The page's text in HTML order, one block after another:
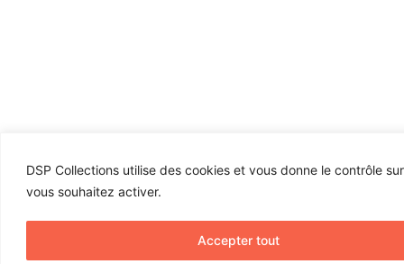
DSP Collections utilise des cookies et vous donne le contrôle
vous souhaitez activer.
Accepter tout